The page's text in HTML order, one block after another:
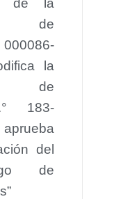
de la
de
la
de
183-
del
de